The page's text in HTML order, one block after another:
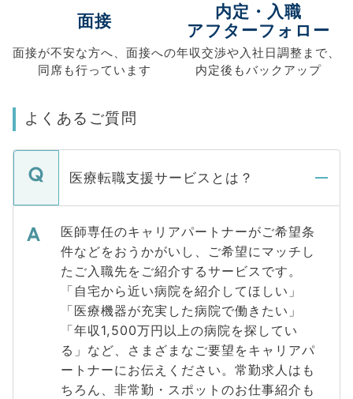
面接
面接が不安な方へ、 面接への
同席も行っています
内定・入職
アフターフォロー
年収交渉や入社日調整まで、
内定後もバックアップ
よくあるご質問
医療転職支援サービスとは？
医師専任のキャリアパートナーがご希望条
件などをおうかがいし、ご希望にマッチし
たご入職先をご紹介するサービスです。
「自宅から近い病院を紹介してほしい」
「医療機器が充実した病院で働きたい」
「年収1,500万円以上の病院を探してい
る」など、さまざまなご要望をキャリアパ
ートナーにお伝えください。常勤求人はも
ちろん、非常勤・スポットのお仕事紹介も